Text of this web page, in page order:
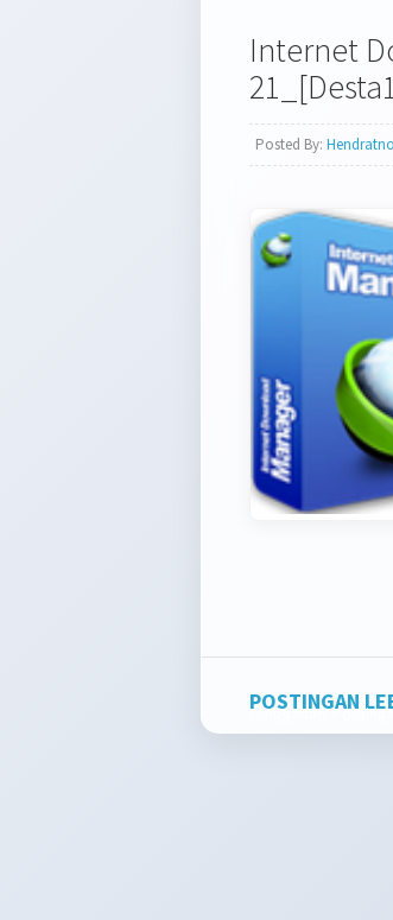
Internet
Posted By:
POSTINGAN
Langganan: